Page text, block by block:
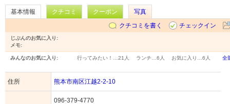
基本情報 クチコミ クーポン
写真
クチコミを書く
チェックイン
じぶんのお気に入り:
メモ:
みんなのお気に入り: 行ってみたい！… 21人 ランチ… 6人 お気に入り… 6人 全
住所 熊本市南区江越2-2-10
096-379-4770